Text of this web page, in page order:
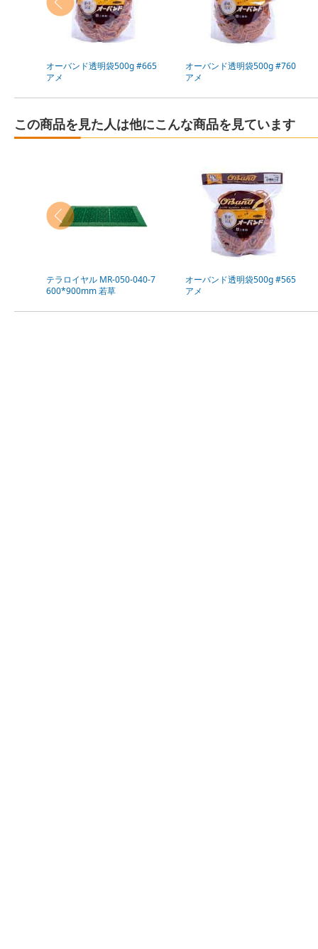
オーバンド透明袋500g #665
アメ
オーバンド透明袋500g #760
アメ
この商品を見た人は他にこんな商品を見ています
テラロイヤル MR-050-040-7
600*900mm 若草
オーバンド透明袋500g #565
アメ